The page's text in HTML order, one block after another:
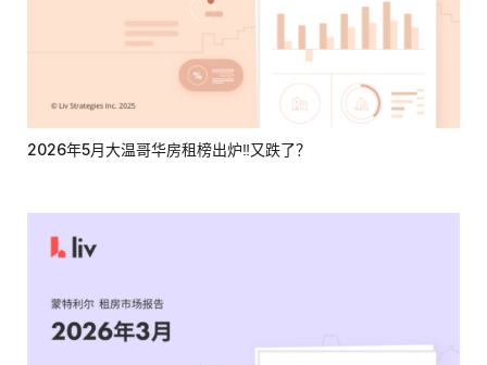
2026年5月大温哥华房租榜出炉‼又跌了？